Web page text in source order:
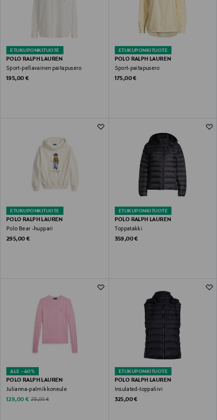
ETUKUPONKITUOTE
POLO RALPH LAUREN
Sport-pellavainen paitapusero
Original Price
195,00 €
ETUKUPONKITUOTE
POLO RALPH LAUREN
Sport-paitapusero
Original Price
175,00 €
ETUKUPONKITUOTE
POLO RALPH LAUREN
Polo Bear -huppari
Original Price
295,00 €
ETUKUPONKITUOTE
POLO RALPH LAUREN
Toppatakki
Original Price
359,00 €
ALE –40%
POLO RALPH LAUREN
Julianna-palmikkoneule
Discounted Price
129,00 € Original Price
215,00 €
ETUKUPONKITUOTE
POLO RALPH LAUREN
Insulated-toppaliivi
Original Price
325,00 €